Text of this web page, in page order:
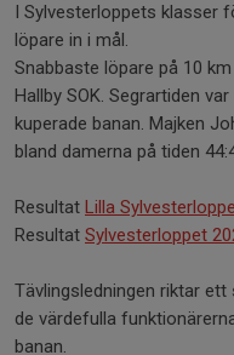
I Sylvesterloppets klasser
löpare in i mål.
Snabbaste löpare på 10
Hallby SOK. Segrartiden
kuperade banan. Majken
bland damerna på tiden
Resultat Lilla
Resultat Sylvesterloppet
Tävlingsledningen riktar
de värdefulla
banan.